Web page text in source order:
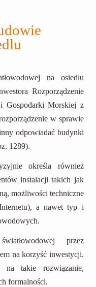
na osiedlu
Rozporządzenie
Gospodarki Morskiej z
w sprawie
odpowiadać budynki
1289).
określa również
instalacji takich jak
możliwości techniczne
a nawet typ i
przez
na korzyść inwestycji.
takie rozwiązanie,
formalności.